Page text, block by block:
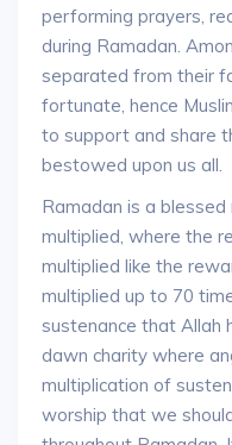
performing prayers,
during Ramadan.
separated from their
fortunate, hence
to support and share
bestowed upon us all.
Ramadan is a
multiplied, where the
multiplied like the
multiplied up to 70
sustenance that Allah
dawn charity where
multiplication of
worship that we